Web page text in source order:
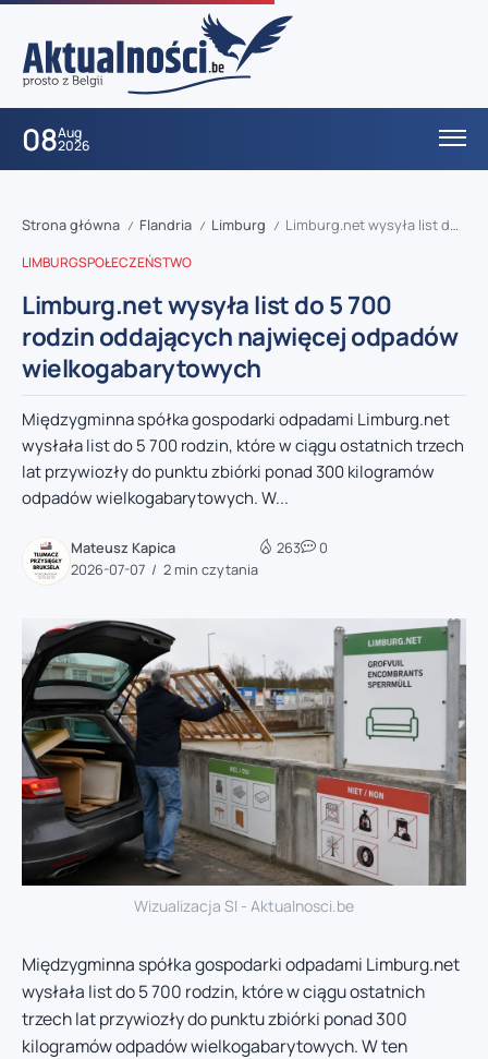
08Aug
2026
Strona główna / Flandria / Limburg / Limburg.net wysyła list do 5 700 rodzin oddających najwięcej odpadów wielkogabarytowych
LIMBURGSPOŁECZEŃSTWO
Limburg.net wysyła list do 5 700
rodzin oddających najwięcej odpadów
wielkogabarytowych
Międzygminna spółka gospodarki odpadami Limburg.net
wysłała list do 5 700 rodzin, które w ciągu ostatnich trzech
lat przywiozły do punktu zbiórki ponad 300 kilogramów
odpadów wielkogabarytowych. W...
Mateusz Kapica
2026-07-07
2 min czytania
263 0
Wizualizacja SI - Aktualnosci.be
Międzygminna spółka gospodarki odpadami Limburg.net
wysłała list do 5 700 rodzin, które w ciągu ostatnich
trzech lat przywiozły do punktu zbiórki ponad 300
kilogramów odpadów wielkogabarytowych. W ten